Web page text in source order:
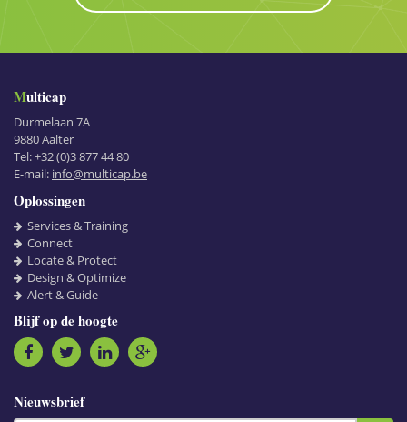
Multicap
Durmelaan 7A
9880Aalter
Tel:+32 (0)3 877 44 80
E-mail: info@multicap.be
Oplossingen
Services & Training
Connect
Locate & Protect
Design & Optimize
Alert & Guide
Blijf op de hoogte
Nieuwsbrief